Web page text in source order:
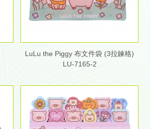
LuLu the Piggy 布文件袋 (3拉鍊格)
LU-7165-2